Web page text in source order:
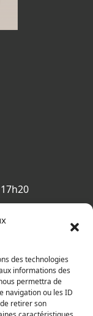
des technologies
informations des
permettra de
navigation ou les ID
retirer son